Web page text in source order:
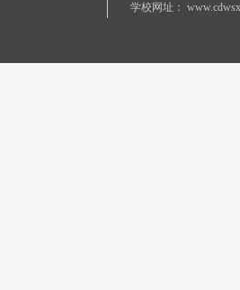
学校网址：